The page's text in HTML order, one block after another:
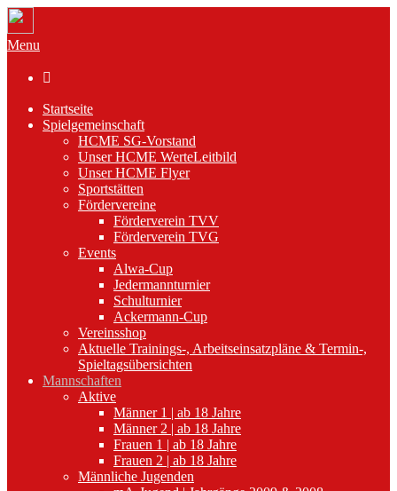
Menu

Startseite
Spielgemeinschaft
HCME SG-Vorstand
Unser HCME WerteLeitbild
Unser HCME Flyer
Sportstätten
Fördervereine
Förderverein TVV
Förderverein TVG
Events
Alwa-Cup
Jedermannturnier
Schulturnier
Ackermann-Cup
Vereinsshop
Aktuelle Trainings-, Arbeitseinsatzpläne & Termin-,
Spieltagsübersichten
Mannschaften
Aktive
Männer 1 | ab 18 Jahre
Männer 2 | ab 18 Jahre
Frauen 1 | ab 18 Jahre
Frauen 2 | ab 18 Jahre
Männliche Jugenden